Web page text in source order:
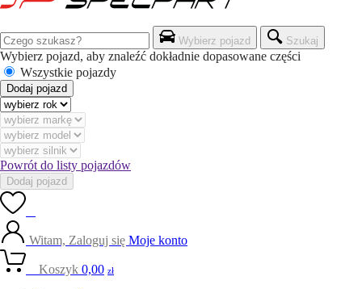
Wybierz pojazd Szukaj
Wybierz pojazd, aby znaleźć dokładnie dopasowane części
Wszystkie pojazdy
Dodaj pojazd
Powrót do listy pojazdów
Dodaj pojazd
Witam, Zaloguj się Moje konto
Koszyk 0,00 zł